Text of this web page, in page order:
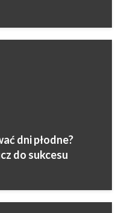
dni płodne?
do sukcesu